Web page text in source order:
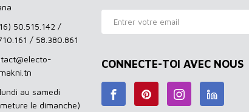
50.515.142 /
/ 58.380.861
au samedi
le dimanche)
CONNECTE-TOI AVEC NOUS